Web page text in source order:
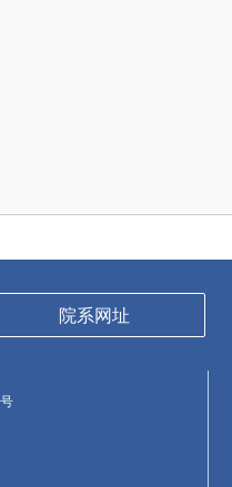
院系网址